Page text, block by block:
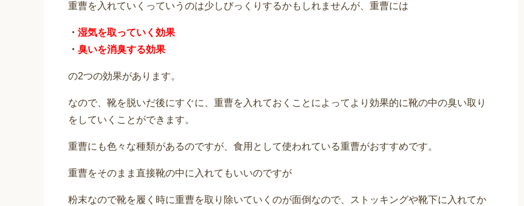
重曹を入れていくっていうのは少しびっくりするかもしれませんが、重曹には
・ 湿気を取っていく効果
・ 臭いを消臭する効果
の2つの効果があります。
なので、靴を脱いだ後にすぐに、重曹を入れておくことによってより効果的に靴の中の臭い取り
をしていくことができます。
重曹にも色々な種類があるのですが、食用として使われている重曹がおすすめです。
重曹をそのまま直接靴の中に入れてもいいのですが
粉末なので靴を履く時に重曹を取り除いていくのが面倒なので、ストッキングや靴下に入れてか